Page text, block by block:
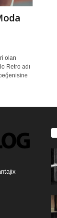
olan
Retro adı